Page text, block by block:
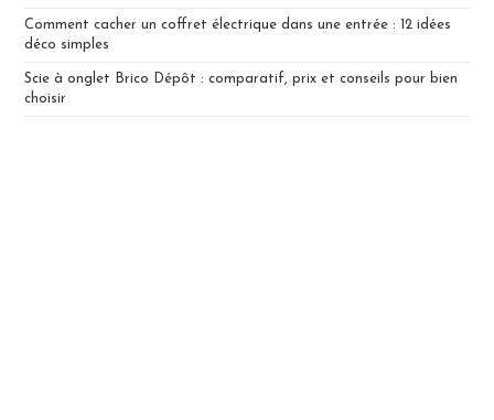
Comment cacher un coffret électrique dans une entrée : 12 idées
déco simples
Scie à onglet Brico Dépôt : comparatif, prix et conseils pour bien
choisir